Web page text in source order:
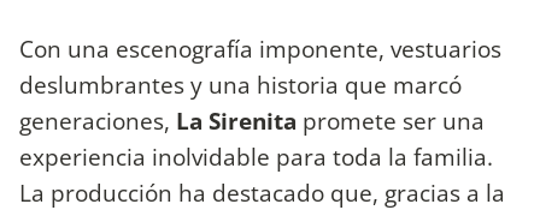
Con una escenografía imponente, vestuarios
deslumbrantes y una historia que marcó
generaciones, La Sirenita promete ser una
experiencia inolvidable para toda la familia.
La producción ha destacado que, gracias a la